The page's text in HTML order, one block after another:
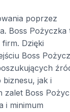
poprzez
Boss Pożyczka
Dzięki
Boss
jak i
zalet Boss
i minimum